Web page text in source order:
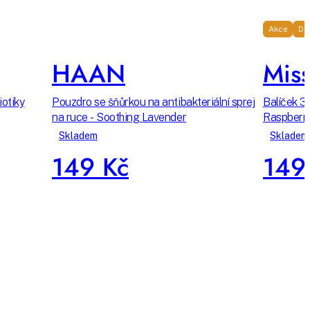
HAAN
Pouzdro se šňůrkou na antibakteriální sprej
na ruce - Soothing Lavender
Skladem
149 Kč
Akce
Balíček 3
Skladem